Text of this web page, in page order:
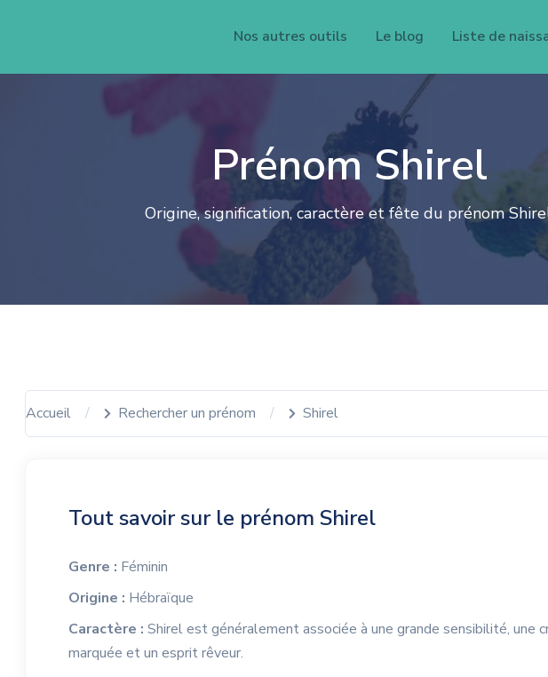
Nos autres outils Le blog Liste de
Prénom Shirel
Origine, signification, caractère et fête du prénom
Accueil Rechercher un prénom Shirel
Tout savoir sur le prénom Shirel
Genre : Féminin
Origine : Hébraïque
Caractère : Shirel est généralement associée à une grande sensibilité, une
marquée et un esprit rêveur.